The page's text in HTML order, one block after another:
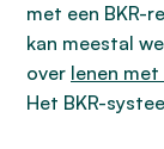
met een BKR-
kan meestal
over lenen
Het BKR-